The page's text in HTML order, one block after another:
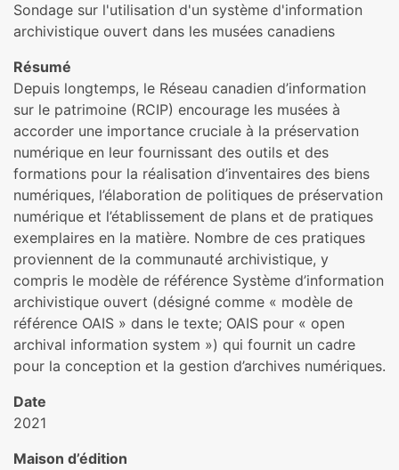
Sondage sur l'utilisation d'un système d'information
archivistique ouvert dans les musées canadiens
Résumé
Depuis longtemps, le Réseau canadien d’information
sur le patrimoine (RCIP) encourage les musées à
accorder une importance cruciale à la préservation
numérique en leur fournissant des outils et des
formations pour la réalisation d’inventaires des biens
numériques, l’élaboration de politiques de préservation
numérique et l’établissement de plans et de pratiques
exemplaires en la matière. Nombre de ces pratiques
proviennent de la communauté archivistique, y
compris le modèle de référence Système d’information
archivistique ouvert (désigné comme « modèle de
référence OAIS » dans le texte; OAIS pour « open
archival information system ») qui fournit un cadre
pour la conception et la gestion d’archives numériques.
Date
2021
Maison d’édition